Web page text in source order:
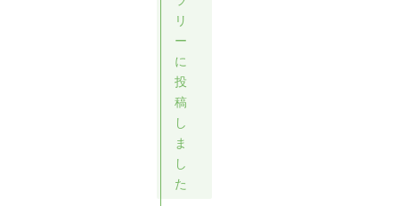
リ
ー
に
投
稿
し
ま
し
た